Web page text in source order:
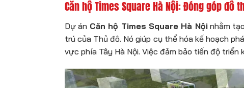
Căn hộ Times Square Hà Nội: Đóng góp đô
Dự án Căn hộ Times Square Hà Nộinhằm
trú của Thủ đô. Nó giúp cụ thể hóa kế hoạch
vực phía Tây Hà Nội. Việc đảm bảo tiến độ triển